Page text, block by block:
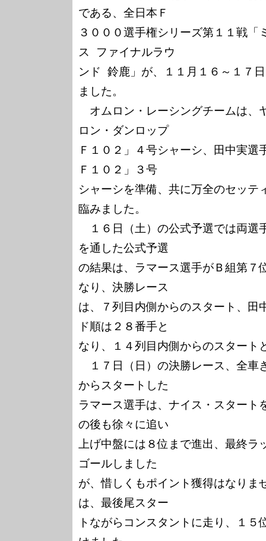
である、全日本Ｆ
３０００選手権シリーズ第１１戦
ス ファイナルラウ
ンド 鈴鹿」が、１１月１６～１７
ました。
オムロン・レーシングチームは、
ロン・ダンロップ
Ｆ１０２」４号シャーシ、田中実選
Ｆ１０２」３号
シャーシを準備、共に万全のセッテ
臨みました。
１６日（土）の公式予選では両選
を通した公式予選
の結果は、ラマース選手がＢ組第７
なり、決勝レース
は、７列目内側からのスタート、田
ド順は２８番手と
なり、１４列目内側からのスタート
１７日（日）の決勝レース、全車
からスタートした
ラマース選手は、ナイス・スタート
の後も徐々に追い
上げ中盤には８位まで進出、最終
ゴールしました
が、惜しくもポイント獲得はなりま
は、最後尾スター
トながらコンスタントに走り、１